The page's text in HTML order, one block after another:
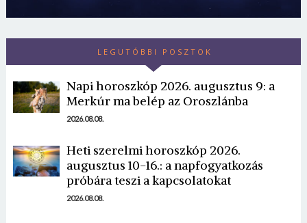
LEGUTÓBBI POSZTOK
Napi horoszkóp 2026. augusztus 9: a
Merkúr ma belép az Oroszlánba
2026.08.08.
Heti szerelmi horoszkóp 2026.
augusztus 10-16.: a napfogyatkozás
próbára teszi a kapcsolatokat
2026.08.08.
Borsonline bejelentkezés
E-mail cím vagy felhasználónév